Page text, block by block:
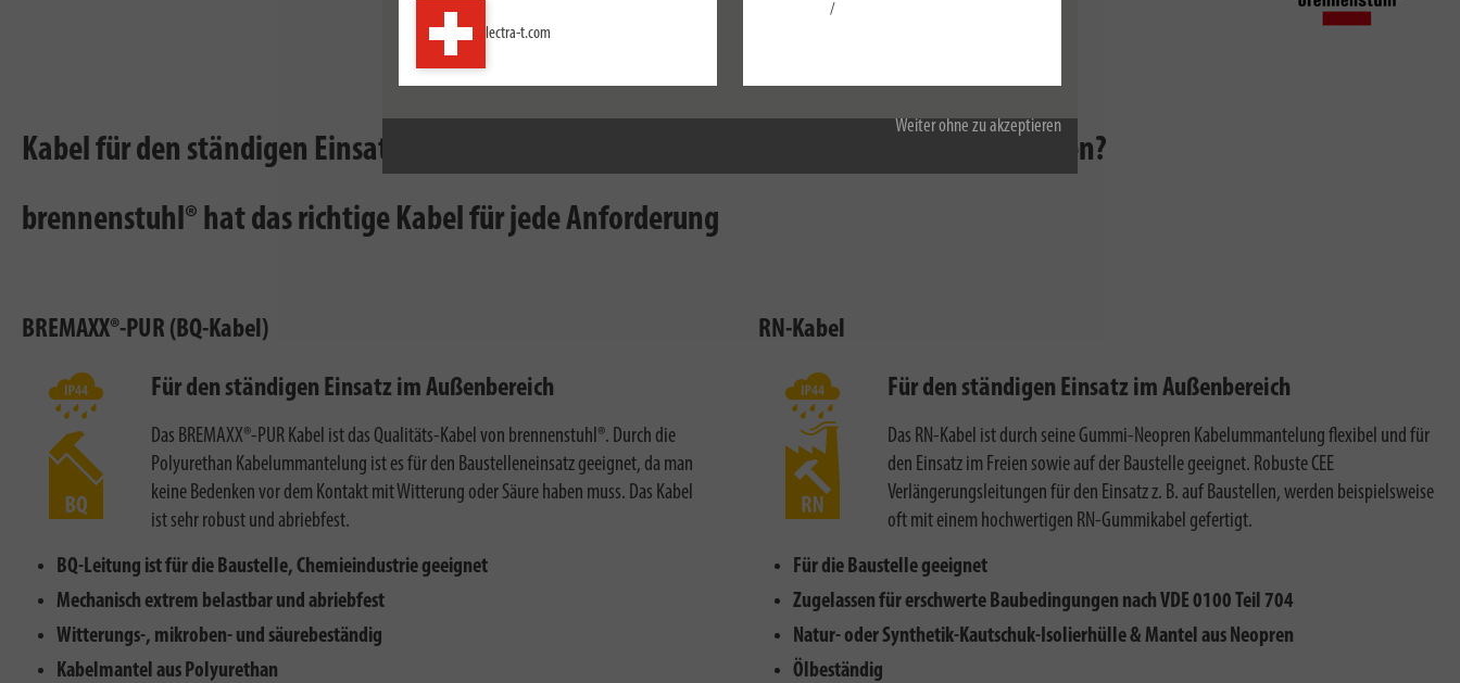
Weiter ohne zu akzeptieren
lectra-t.com
/
Kabel für den ständigen Einsatz im Freien oder licht- und frostgeschützter Gebrauch innen?
brennenstuhl® hat das richtige Kabel für jede Anforderung
BREMAXX®-PUR (BQ-Kabel)
Für den ständigen Einsatz im Außenbereich
Das BREMAXX®-PUR Kabel ist das Qualitäts-Kabel von brennenstuhl®. Durch die
Polyurethan Kabelummantelung ist es für den Baustelleneinsatz geeignet, da man
keine Bedenken vor dem Kontakt mit Witterung oder Säure haben muss. Das Kabel
ist sehr robust und abriebfest.
BQ-Leitung ist für die Baustelle, Chemieindustrie geeignet
Mechanisch extrem belastbar und abriebfest
Witterungs-, mikroben- und säurebeständig
Kabelmantel aus Polyurethan
RN-Kabel
Für den ständigen Einsatz im Außenbereich
Das RN-Kabel ist durch seine Gummi-Neopren Kabelummantelung flexibel und für
den Einsatz im Freien sowie auf der Baustelle geeignet. Robuste CEE
Verlängerungsleitungen für den Einsatz z. B. auf Baustellen, werden beispielsweise
oft mit einem hochwertigen RN-Gummikabel gefertigt.
Für die Baustelle geeignet
Zugelassen für erschwerte Baubedingungen nach VDE 0100 Teil 704
Natur- oder Synthetik-Kautschuk-Isolierhülle & Mantel aus Neopren
Ölbeständig